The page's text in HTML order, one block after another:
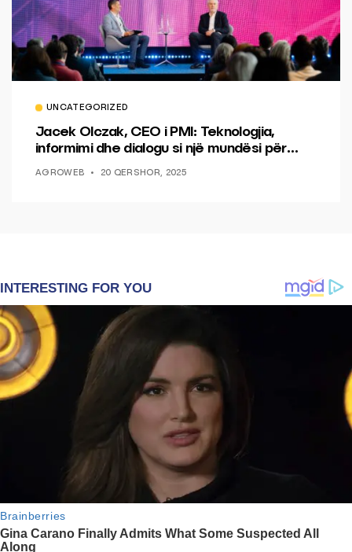
UNCATEGORIZED
Jacek Olczak, CEO i PMI: Teknologjia,
informimi dhe dialogu si një mundësi për
AGROWEB 20 QERSHOR, 2025